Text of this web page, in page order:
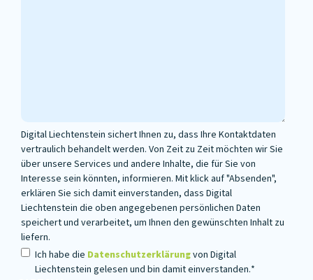
Digital Liechtenstein sichert Ihnen zu, dass Ihre Kontaktdaten
vertraulich behandelt werden. Von Zeit zu Zeit möchten wir Sie
über unsere Services und andere Inhalte, die für Sie von
Interesse sein könnten, informieren. Mit klick auf "Absenden",
erklären Sie sich damit einverstanden, dass Digital
Liechtenstein die oben angegebenen persönlichen Daten
speichert und verarbeitet, um Ihnen den gewünschten Inhalt zu
liefern.
Privacy*
Ich habe die Datenschutzerklärungvon Digital
Liechtenstein gelesen und bin damit einverstanden.*